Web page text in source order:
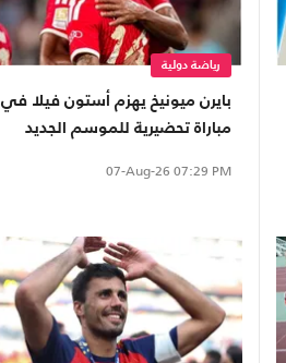
رياضة دولية
بايرن ميونيخ يهزم أستون فيلا في
مباراة تحضيرية للموسم الجديد
07-Aug-26 07:29 PM